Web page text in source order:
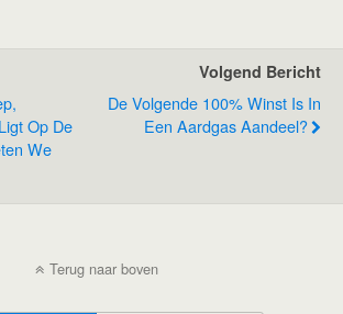
Op De
We
Volgend Bericht
De Volgende 100% Winst Is In
Een Aardgas Aandeel?
Terug naar boven